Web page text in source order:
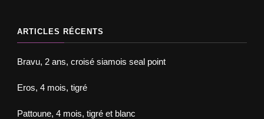
ARTICLES RÉCENTS
Bravu, 2 ans, croisé siamois seal point
Eros, 4 mois, tigré
Pattoune, 4 mois, tigré et blanc